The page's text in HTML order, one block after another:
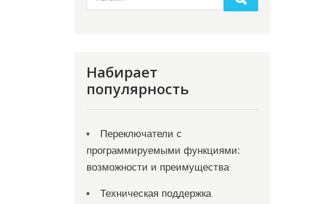
Набирает
популярность
Переключатели с
программируемыми функциями:
возможности и преимущества
Техническая поддержка